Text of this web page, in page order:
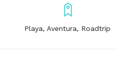
Playa, Aventura, Roadtrip